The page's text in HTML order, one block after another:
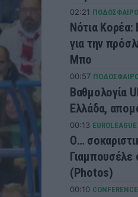
02:21 ΠΟΔΟΣΦΑΙΡΟ
Νότια Κορέα:
για την
Μπo
00:57
Βαθμολογία
Ελλάδα,
00:13 EUROLEAGUE
Ο…
Γιαμπουσέλε
(Photos)
00:10